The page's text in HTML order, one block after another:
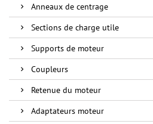
Anneaux de centrage
Sections de charge utile
Supports de moteur
Coupleurs
Retenue du moteur
Adaptateurs moteur